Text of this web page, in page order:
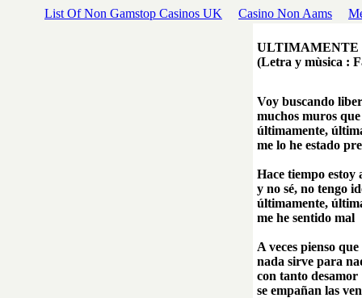
List Of Non Gamstop Casinos UK Casino Non Aams
ULTIMAMENTE
(Letra y mùsica :
Voy buscando
muchos muros
últimamente,
me lo he estado
Hace tiempo
y no sé, no tengo
últimamente,
me he sentido mal
A veces pienso
nada sirve para
con tanto
se empañan las